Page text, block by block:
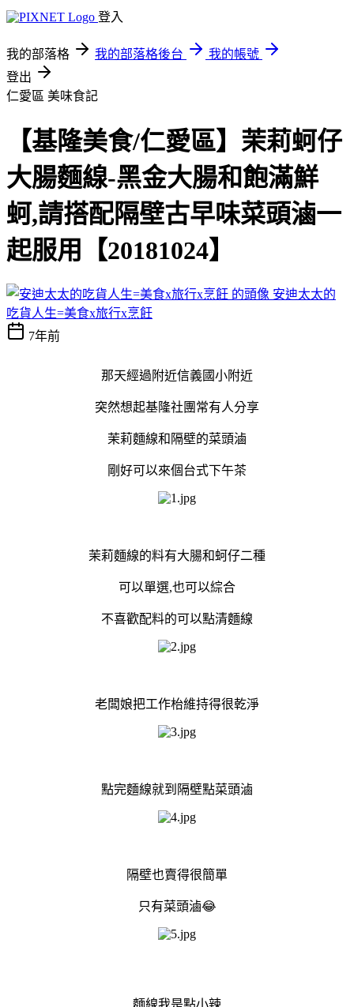
登入
我的部落格 我的部落格後台
我的帳號
登出
仁愛區 美味食記
【基隆美食/仁愛區】茉莉蚵仔
大腸麵線-黑金大腸和飽滿鮮
蚵,請搭配隔壁古早味菜頭滷一
起服用【20181024】
安迪太太的
吃貨人生=美食x旅行x烹飪
7年前
那天經過附近信義國小附近
突然想起基隆社團常有人分享
茉莉麵線和隔壁的菜頭滷
剛好可以來個台式下午茶
茉莉麵線的料有大腸和蚵仔二種
可以單選,也可以綜合
不喜歡配料的可以點清麵線
老闆娘把工作枱維持得很乾淨
點完麵線就到隔壁點菜頭滷
隔壁也賣得很簡單
只有菜頭滷😂
麵線我是點小辣